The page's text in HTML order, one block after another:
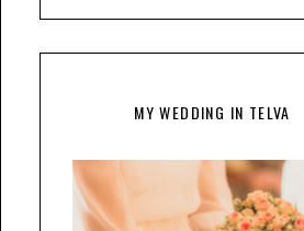
MY WEDDING IN TELVA